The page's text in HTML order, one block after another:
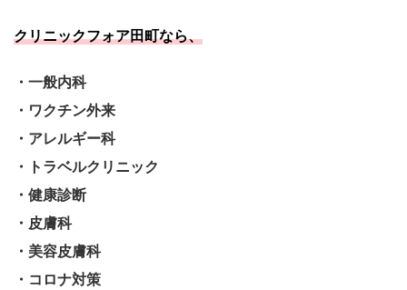
クリニックフォア田町なら、
・一般内科
・ワクチン外来
・アレルギー科
・トラベルクリニック
・健康診断
・皮膚科
・美容皮膚科
・コロナ対策